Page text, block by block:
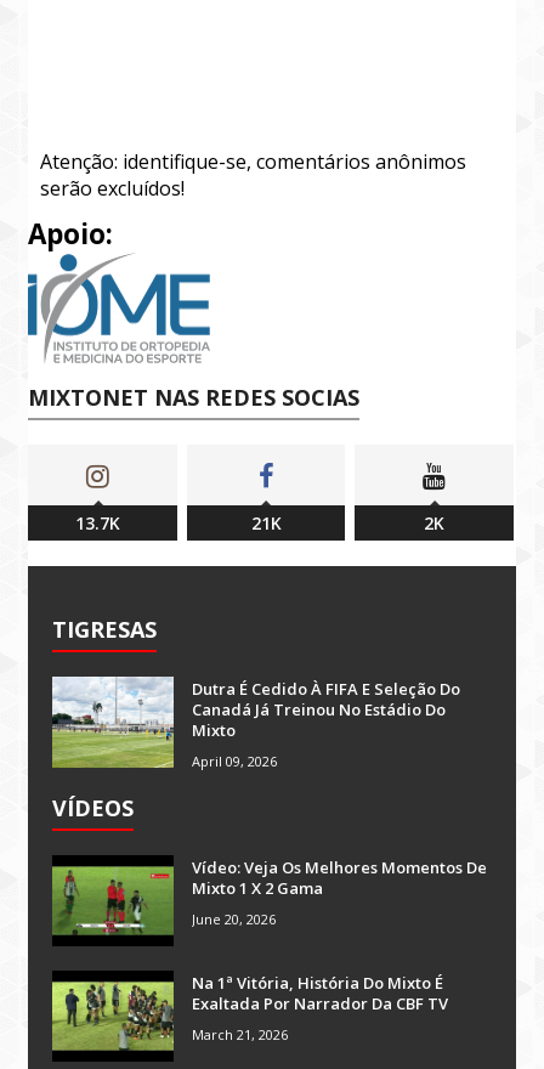
Atenção: identifique-se, comentários anônimos
serão excluídos!
Apoio:
MIXTONET NAS REDES SOCIAS
13.7K 21K 2K
TIGRESAS
Dutra É Cedido À FIFA E Seleção Do
Canadá Já Treinou No Estádio Do
Mixto
April 09, 2026
VÍDEOS
Vídeo: Veja Os Melhores Momentos De
Mixto 1 X 2 Gama
June 20, 2026
Na 1ª Vitória, História Do Mixto É
Exaltada Por Narrador Da CBF TV
March 21, 2026